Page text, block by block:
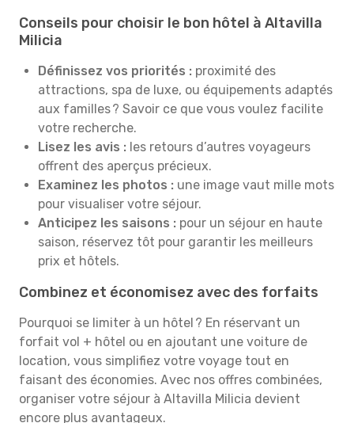
Conseils pour choisir le bon hôtel à Altavilla
Milicia
Définissez vos priorités : proximité des
attractions, spa de luxe, ou équipements adaptés
aux familles ? Savoir ce que vous voulez facilite
votre recherche.
Lisez les avis : les retours d’autres voyageurs
offrent des aperçus précieux.
Examinez les photos : une image vaut mille mots
pour visualiser votre séjour.
Anticipez les saisons : pour un séjour en haute
saison, réservez tôt pour garantir les meilleurs
prix et hôtels.
Combinez et économisez avec des forfaits
Pourquoi se limiter à un hôtel ? En réservant un
forfait vol + hôtel ou en ajoutant une voiture de
location, vous simplifiez votre voyage tout en
faisant des économies. Avec nos offres combinées,
organiser votre séjour à Altavilla Milicia devient
encore plus avantageux.